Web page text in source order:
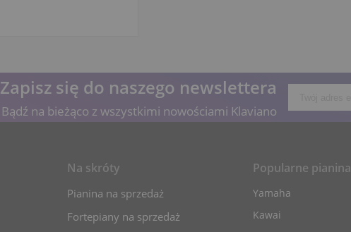
Zapisz się do naszego newslettera
Bądź na bieżąco z wszystkimi nowościami Klaviano
Na skróty
Pianina na sprzedaż
Fortepiany na sprzedaż
Popularne pianina
Yamaha
Kawai